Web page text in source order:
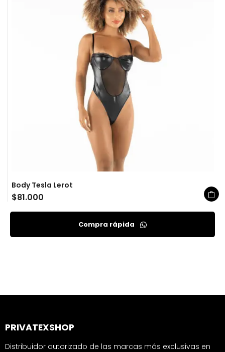
Body Tesla Lerot
$81.000
Compra rápida
PRIVATEXSHOP
Distribuidor autorizado de las marcas más exclusivas en